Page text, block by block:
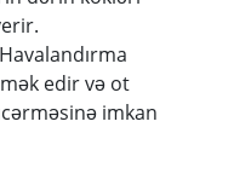
edir və ot
imkan